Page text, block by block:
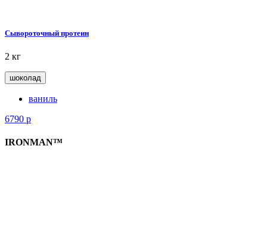
Сывороточный протеин
2 кг
шоколад
ваниль
6790 р
IRONMAN™